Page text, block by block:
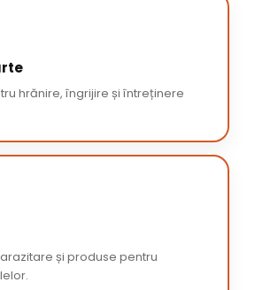
hrănire, îngrijire și întreținere
și produse pentru